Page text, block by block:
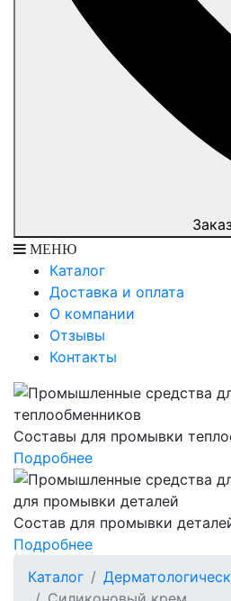
МЕНЮ
Каталог
Доставка и оплата
О компании
Отзывы
Контакты
Составы для промывки
Подробнее
Состав для промывки
Подробнее
Каталог